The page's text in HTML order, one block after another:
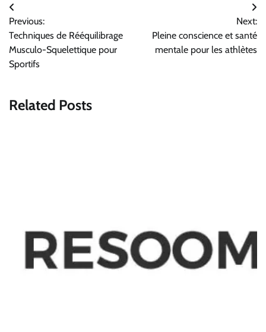
Navigation
de
l’article
Previous:
Techniques de Rééquilibrage
Musculo-Squelettique pour
Sportifs
Next:
Pleine conscience et santé
mentale pour les athlètes
Related Posts